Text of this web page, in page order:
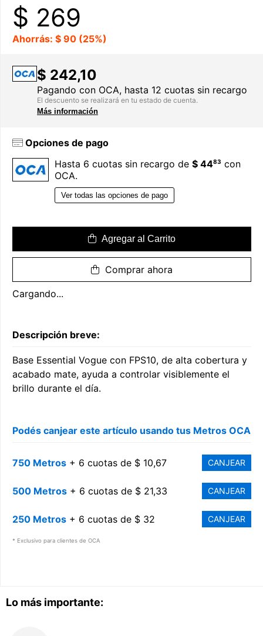
Lo más importante:
$ 269
Ahorrás: $ 90 (25%)
$ 242,10
Pagando con OCA, hasta 12 cuotas sin recargo
El descuento se realizará en tu estado de cuenta.
Más información
Opciones de pago
Hasta 6 cuotas sin recargo de $ 4483 con
OCA.
Ver todas las opciones de pago
Agregar al Carrito
Comprar ahora
Cargando...
Descripción breve:
Base Essential Vogue con FPS10, de alta cobertura y
acabado mate, ayuda a controlar visiblemente el
brillo durante el día.
Podés canjear este artículo usando tus Metros OCA
750 Metros + 6 cuotas de $ 10,67 CANJEAR
500 Metros + 6 cuotas de $ 21,33 CANJEAR
250 Metros + 6 cuotas de $ 32 CANJEAR
* Exclusivo para clientes de OCA